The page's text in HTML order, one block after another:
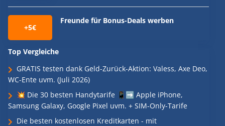
+5€
Freunde für Bonus-Deals werben
Top Vergleiche
GRATIS testen dank Geld-Zurück-Aktion: Valess, Axe Deo,
WC-Ente uvm. (Juli 2026)
💥 Die 30 besten Handytarife 📱➡️ Apple iPhone,
Samsung Galaxy, Google Pixel uvm. + SIM-Only-Tarife
Die besten kostenlosen Kreditkarten - mit